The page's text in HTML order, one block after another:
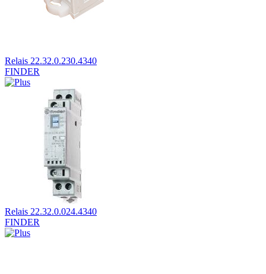
Relais 22.32.0.230.4340
FINDER
Relais 22.32.0.024.4340
FINDER